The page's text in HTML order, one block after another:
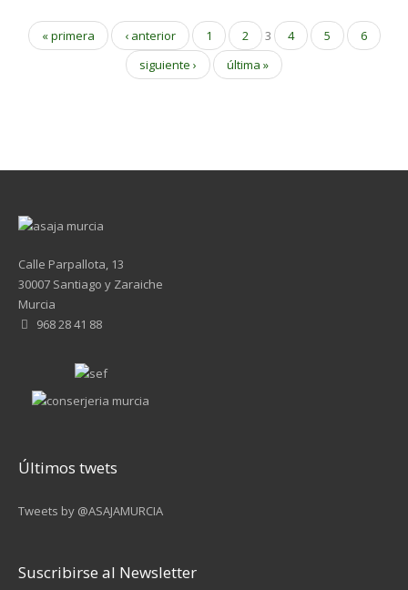
« primera ‹ anterior 1 2 3 4 5
6
siguiente ›
última »
Calle Parpallota, 13
30007 Santiago y Zaraiche
Murcia
968 28 41 88
Últimos twets
Tweets by @ASAJAMURCIA
Suscribirse al Newsletter